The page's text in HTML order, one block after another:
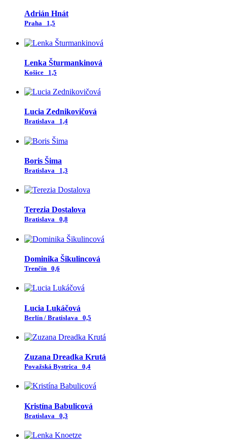
Adrián Hnát
Praha 1,5
Lenka Šturmankinová
Košice 1,5
Lucia Zednikovičová
Bratislava 1,4
Boris Šima
Bratislava 1,3
Terezia Dostalova
Bratislava 0,8
Dominika Šikulincová
Trenčín 0,6
Lucia Lukáčová
Berlín / Bratislava 0,5
Zuzana Dreadka Krutá
Považská Bystrica 0,4
Kristína Babulicová
Bratislava 0,3